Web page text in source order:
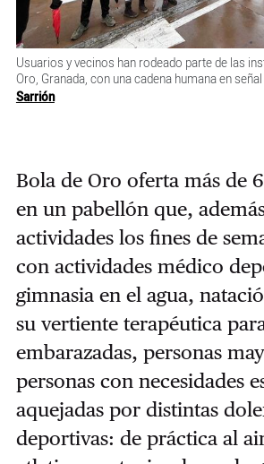
Usuarios y vecinos han rodeado parte de las
Oro, Granada, con una cadena humana en
Sarrión
Bola de Oro oferta más de
en un pabellón que,
actividades los fines de
con actividades médico
gimnasia en el agua,
su vertiente terapéutica
embarazadas, personas
personas con necesidades
aquejadas por distintas
deportivas: de práctica al